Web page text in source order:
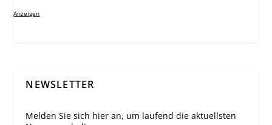
Anzeigen
NEWSLETTER
Melden Sie sich hier an, um laufend die aktuellsten